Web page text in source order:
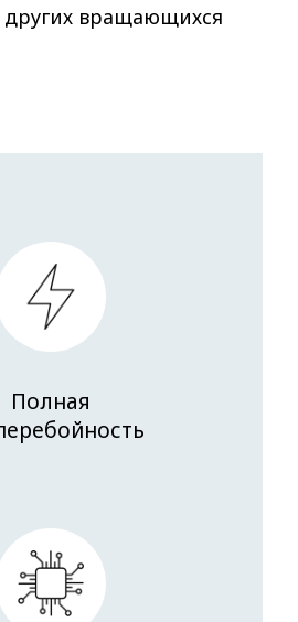
других вращающихся
Полная